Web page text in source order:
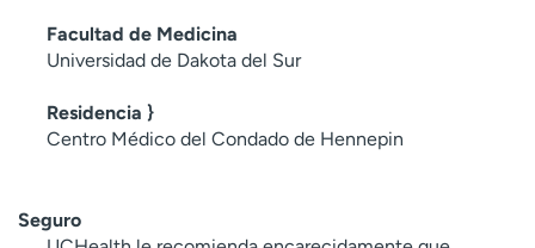
Facultad de Medicina
Universidad de Dakota del Sur
Residencia }
Centro Médico del Condado de Hennepin
Seguro